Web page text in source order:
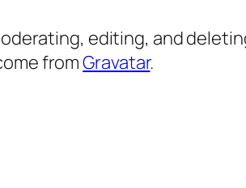
editing, and
fromGravatar.